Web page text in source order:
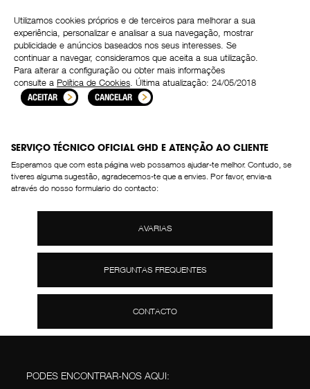
Utilizamos cookies próprios e de terceiros para melhorar a sua
experiência, personalizar e analisar a sua navegação, mostrar
publicidade e anúncios baseados nos seus interesses. Se
continuar a navegar, consideramos que aceita a sua utilização.
Para alterar a configuração ou obter mais informações
consulte a Política de Cookies . Última atualização: 24/05/2018
ACEITAR CANCELAR
Inicio
BEM-VINDOS!
SERVIÇO TÉCNICO OFICIAL GHD E ATENÇÃO AO CLIENTE
Esperamos que com esta página web possamos ajudar-te melhor. Contudo, se
tiveres alguma sugestão, agradecemos-te que a envies. Por favor, envia-a
através do nosso formulario do contacto:
PODES ENCONTRAR-NOS AQUI: